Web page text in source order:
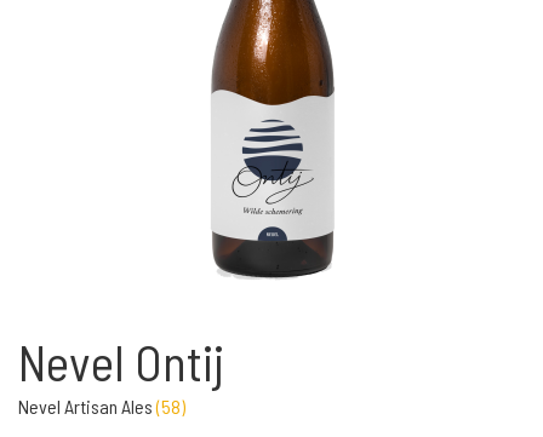
Nevel Ontij
Nevel Artisan Ales(58)